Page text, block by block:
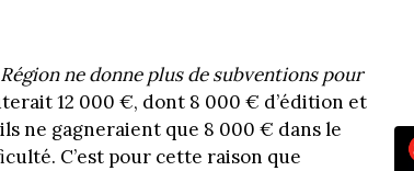
ne donne plus de subventions pour
12 000 €, dont 8 000 € d’édition et
ne gagneraient que 8 000 € dans le
C’est pour cette raison que